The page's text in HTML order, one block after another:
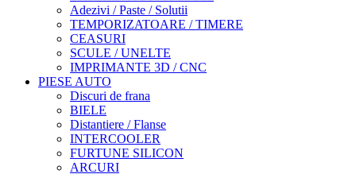
Adezivi / Paste / Solutii
TEMPORIZATOARE / TIMERE
CEASURI
SCULE / UNELTE
IMPRIMANTE 3D / CNC
PIESE AUTO
Discuri de frana
BIELE
Distantiere / Flanse
INTERCOOLER
FURTUNE SILICON
ARCURI